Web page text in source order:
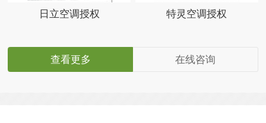
日立空调授权 特灵空调授权
查看更多 在线咨询